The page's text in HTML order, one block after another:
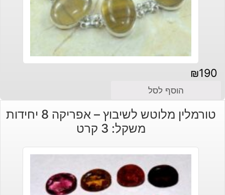
₪190
הוסף לסל
טורמלין מלוטש לשיבוץ – אפריקה 8 יחידות
משקל: 3 קרט